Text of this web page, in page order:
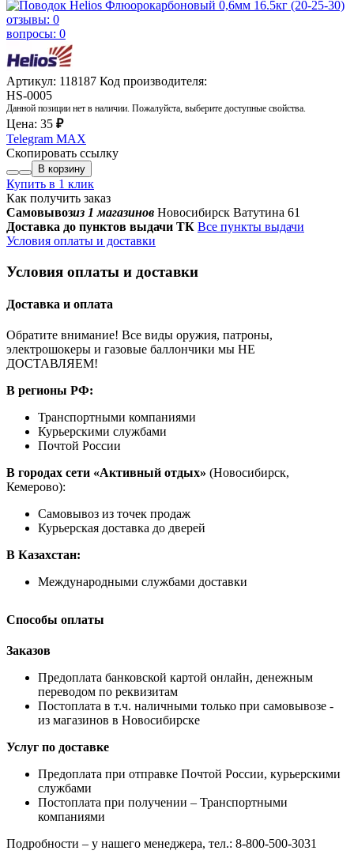
отзывы: 0
вопросы: 0
Артикул: 118187 Код производителя:
HS-0005
Данной позиции нет в наличии. Пожалуйста, выберите доступные свойства.
Цена: 35 ₽
Telegram MAX
Скопировать ссылку
В корзину
Купить в 1 клик
Как получить заказ
Самовывозиз 1 магазинов Новосибирск Ватутина 61
Доставка до пунктов выдачи ТК Все пункты выдачи
Условия оплаты и доставки
Условия оплаты и доставки
Доставка и оплата
Обратите внимание! Все виды оружия, патроны,
электрошокеры и газовые баллончики мы НЕ
ДОСТАВЛЯЕМ!
В регионы РФ:
Транспортными компаниями
Курьерскими службами
Почтой России
В городах сети «Активный отдых» (Новосибирск,
Кемерово):
Самовывоз из точек продаж
Курьерская доставка до дверей
В Казахстан:
Международными службами доставки
Способы оплаты
Заказов
Предоплата банковской картой онлайн, денежным
переводом по реквизитам
Постоплата в т.ч. наличными только при самовывозе -
из магазинов в Новосибирске
Услуг по доставке
Предоплата при отправке Почтой России, курьерскими
службами
Постоплата при получении – Транспортными
компаниями
Подробности – у нашего менеджера, тел.: 8-800-500-3031